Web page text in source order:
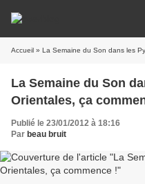
Accueil » La Semaine du Son dans les
La Semaine du Son
Orientales, ça
Publié le 23/01/2012 à 18:16
Par beau bruit